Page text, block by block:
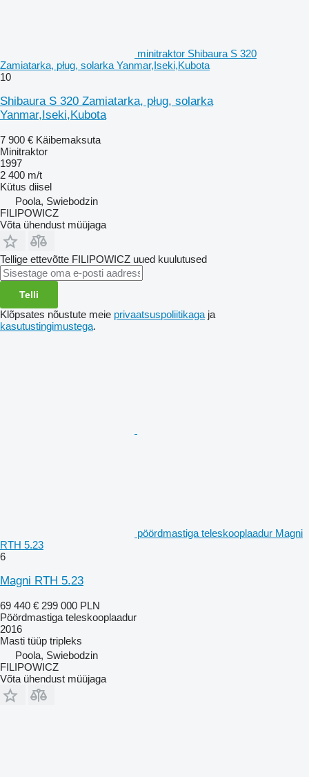
minitraktor Shibaura S 320
Zamiatarka, pług, solarka Yanmar,Iseki,Kubota
10
Shibaura S 320 Zamiatarka, pług, solarka
Yanmar,Iseki,Kubota
7 900 € Käibemaksuta
Minitraktor
1997
2 400 m/t
Kütus diisel
Poola, Swiebodzin
FILIPOWICZ
Võta ühendust müüjaga
Tellige ettevõtte FILIPOWICZ uued kuulutused
Telli
Klõpsates nõustute meie privaatsuspoliitikaga ja
kasutustingimustega.
pöördmastiga teleskooplaadur Magni
RTH 5.23
6
Magni RTH 5.23
69 440 € 299 000 PLN
Pöördmastiga teleskooplaadur
2016
Masti tüüp tripleks
Poola, Swiebodzin
FILIPOWICZ
Võta ühendust müüjaga